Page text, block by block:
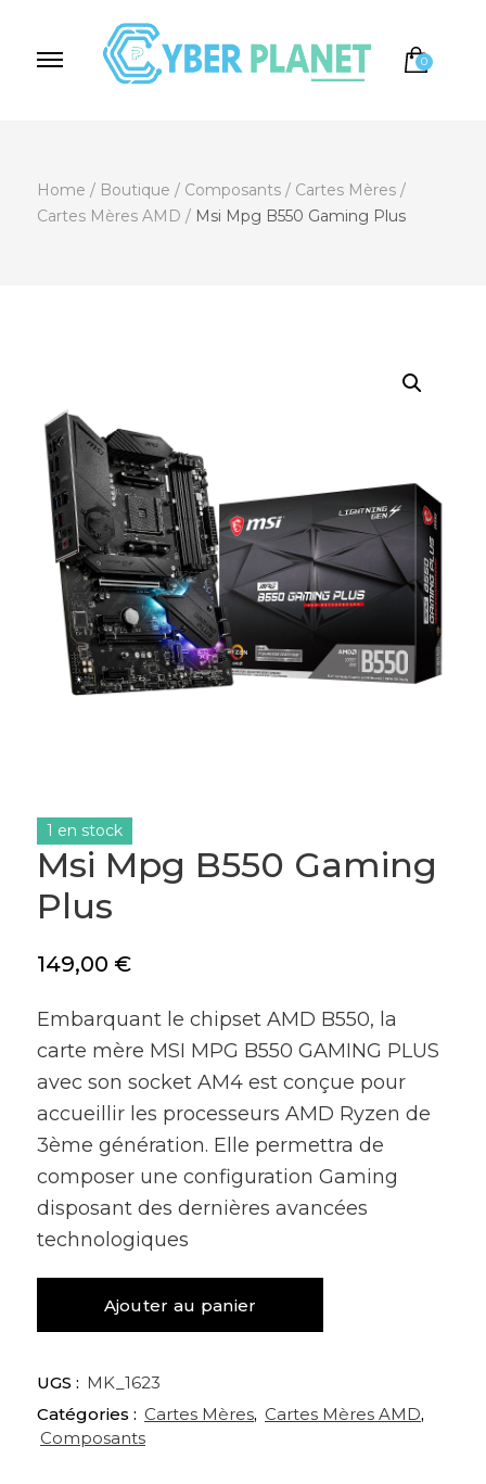
0
Home / Boutique / Composants / Cartes Mères /
Cartes Mères AMD / Msi Mpg B550 Gaming Plus
Msi Mpg B550 Gaming
Plus
149,00 €
Embarquant le chipset AMD B550, la
carte mère MSI MPG B550 GAMING PLUS
avec son socket AM4 est conçue pour
accueillir les processeurs AMD Ryzen de
3ème génération. Elle permettra de
composer une configuration Gaming
disposant des dernières avancées
technologiques
1 en stock
B550
Gaming
Plus
Ajouter au panier
UGS : MK_1623
Catégories : Cartes Mères, Cartes Mères AMD,
Composants